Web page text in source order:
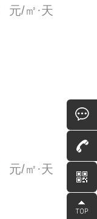
元/㎡·天
元/㎡·天